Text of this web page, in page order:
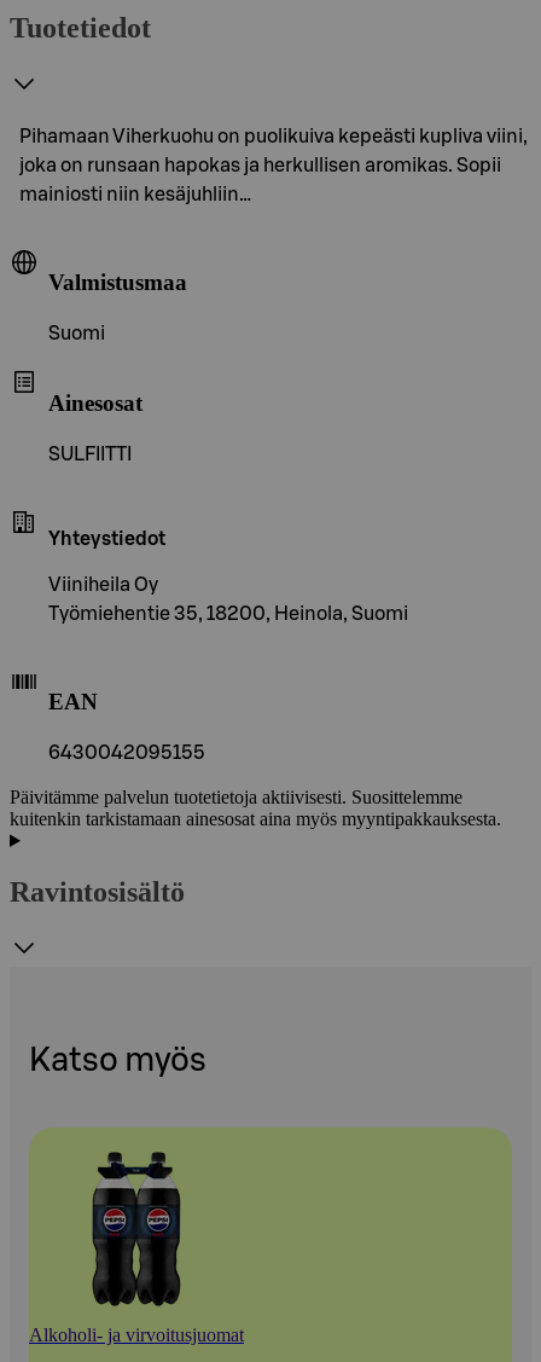
Tuotetiedot
Pihamaan Viherkuohu on puolikuiva kepeästi kupliva viini,
joka on runsaan hapokas ja herkullisen aromikas. Sopii
mainiosti niin kesäjuhliin…
Valmistusmaa
Suomi
Ainesosat
SULFIITTI
Yhteystiedot
Viiniheila Oy
Työmiehentie 35, 18200, Heinola, Suomi
EAN
6430042095155
Päivitämme palvelun tuotetietoja aktiivisesti. Suosittelemme
kuitenkin tarkistamaan ainesosat aina myös myyntipakkauksesta.
Ravintosisältö
Katso myös
Alkoholi- ja virvoitusjuomat